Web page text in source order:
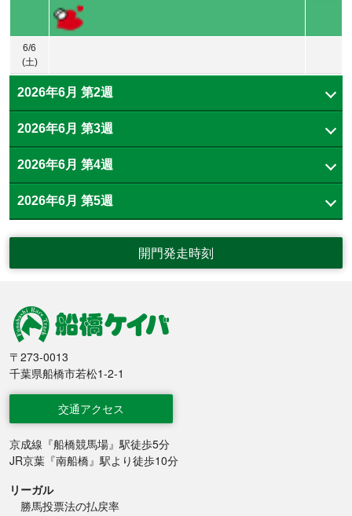
6/6
(土)
2026年6月 第2週
2026年6月 第3週
2026年6月 第4週
2026年6月 第5週
開門発走時刻
船橋競馬
〒273-0013
千葉県船橋市若松1-2-1
交通アクセス
京成線『船橋競馬場』駅徒歩5分
JR京葉『南船橋』駅より徒歩10分
リーガル
勝馬投票法の払戻率